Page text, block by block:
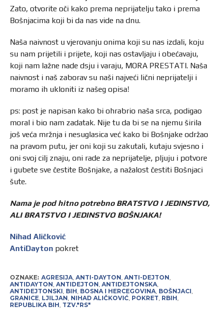
Zato, otvorite oči kako prema neprijatelju tako i prema
Bošnjacima koji bi da nas vide na dnu.
Naša naivnost u vjerovanju onima koji su nas izdali, koju
su nam prijetili i prijete, koji nas ostavljaju i obećavaju,
koji nam lažne nade dsju i varaju, MORA PRESTATI. Naša
naivnost i naš zaborav su naši najveći lični neprijatelji i
moramo ih ukloniti iz našeg opisa!
ps: post je napisan kako bi ohrabrio naša srca, podigao
moral i bio nam zadatak. Nije tu da bi se na njemu širila
još veća mržnja i nesuglasica već kako bi Bošnjake održao
na pravom putu, jer oni koji su zakutali, kutaju svjesno i
oni svoj cilj znaju, oni rade za neprijatelje, pljuju i potvore
i gubete sve čestite Bošnjake, a nažalost čestiti Bošnjaci
šute.
Nama je pod hitno potrebno BRATSTVO I JEDINSTVO,
ALI BRATSTVO I JEDINSTVO BOŠNJAKA!
Nihad Aličković
AntiDaytonpokret
OZNAKE: AGRESIJA, ANTI-DAYTON, ANTI-DEJTON,
ANTIDAYTON, ANTIDEJTON, ANTIDEJTONSKA,
ANTIDEJTONSKI, BIH, BOSNA I HERCEGOVINA, BOŠNJACI,
GRANICE, LJILJAN, NIHAD ALIČKOVIĆ, POKRET, RBIH,
REPUBLIKA BIH, TZV."RS"